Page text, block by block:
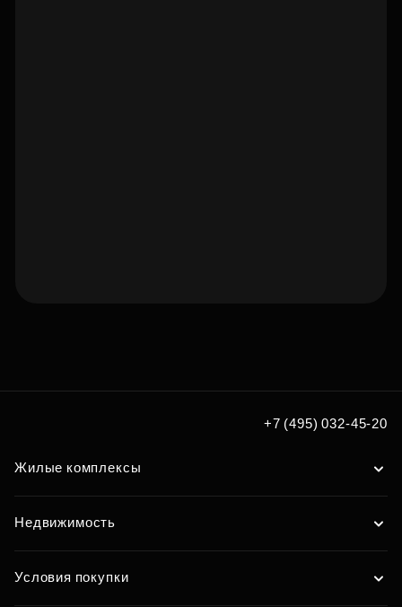
+7 (495) 032-45-20
Жилые комплексы
Недвижимость
Условия покупки